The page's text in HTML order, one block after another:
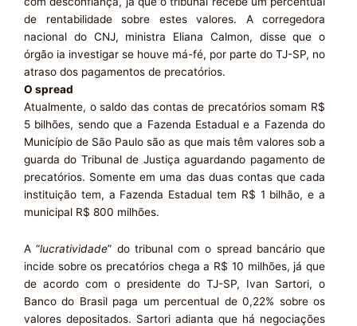
de rentabilidade sobre estes valores. A corregedora
nacional do CNJ, ministra Eliana Calmon, disse que o
órgão ia investigar se houve má-fé, por parte do TJ-SP, no
atraso dos pagamentos de precatórios.
O spread
Atualmente, o saldo das contas de precatórios somam R$
5 bilhões, sendo que a Fazenda Estadual e a Fazenda do
Município de São Paulo são as que mais têm valores sob a
guarda do Tribunal de Justiça aguardando pagamento de
precatórios. Somente em uma das duas contas que cada
instituição tem, a Fazenda Estadual tem R$ 1 bilhão, e a
municipal R$ 800 milhões.
A “lucratividade” do tribunal com o spread bancário que
incide sobre os precatórios chega a R$ 10 milhões, já que
de acordo com o presidente do TJ-SP, Ivan Sartori, o
Banco do Brasil paga um percentual de 0,22% sobre os
valores depositados. Sartori adianta que há negociações